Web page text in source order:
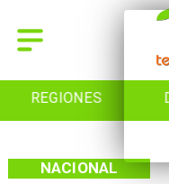
DEPORTES
NACIONAL